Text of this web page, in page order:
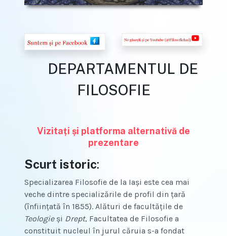
DEPARTAMENTUL DE
FILOSOFIE
Vizitați și platforma alternativă de
prezentare
Scurt istoric:
Specializarea Filosofie de la Iași este cea mai
veche dintre specializările de profil din țară
(înființată în 1855). Alături de facultăţile de
Teologieşi Drept, Facultatea de Filosofie a
constituit nucleul în jurul căruia s-a fondat